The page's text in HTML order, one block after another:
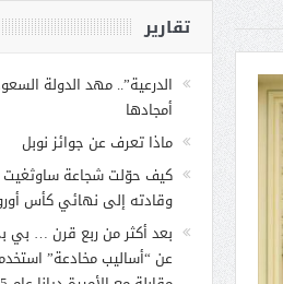
تقارير
الدرعية”.. مهد الدولة
أمجادها
ماذا تعرف عن جوائز نوبل
كيف حوّلت شجاعة ساوثغيت
وقادته إلى نهائي كأس
بعد أكثر من ربع قرن …
عن “أساليب مخادعة”